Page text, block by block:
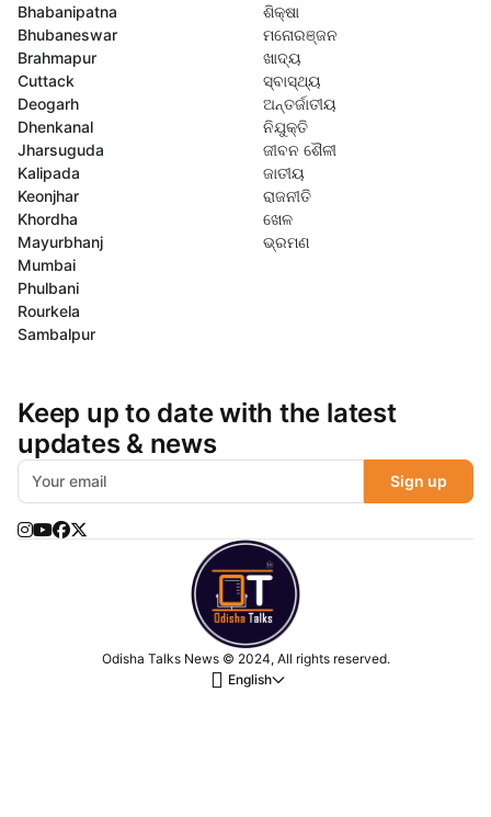
Bhabanipatna
Bhubaneswar
Brahmapur
Cuttack
Deogarh
Dhenkanal
Jharsuguda
Kalipada
Keonjhar
Khordha
Mayurbhanj
Mumbai
Phulbani
Rourkela
Sambalpur
ଶିକ୍ଷା
ମନୋରଞ୍ଜନ
ଖାଦ୍ୟ
ସ୍ବାସ୍ଥ୍ୟ
ଅନ୍ତର୍ଜାତୀୟ
ନିଯୁକ୍ତି
ଜୀବନ ଶୈଳୀ
ଜାତୀୟ
ରାଜନୀତି
ଖେଳ
ଭ୍ରମଣ
Keep up to date with the latest
updates & news
Sign up
Odisha Talks News © 2024, All rights reserved.
English